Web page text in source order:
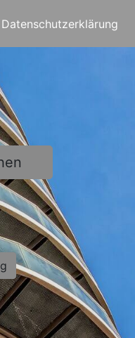
Datenschutzerklärung